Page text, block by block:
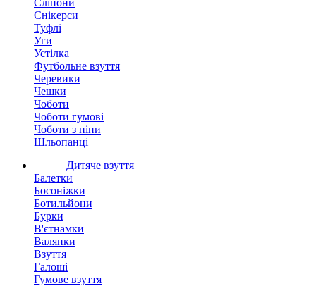
Сліпони
Снікерси
Туфлі
Уги
Устілка
Футбольне взуття
Черевики
Чешки
Чоботи
Чоботи гумові
Чоботи з піни
Шльопанці
Дитяче взуття
Балетки
Босоніжки
Ботильйони
Бурки
В'єтнамки
Валянки
Взуття
Галоші
Гумове взуття